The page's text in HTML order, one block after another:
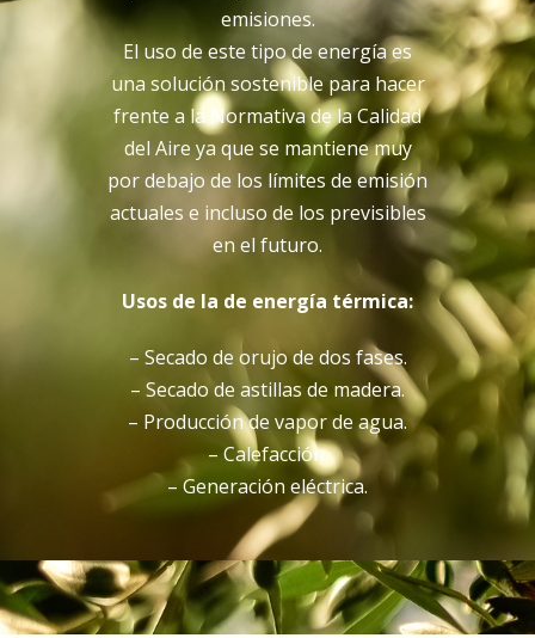
emisiones.
El uso de este tipo de energía es
una solución sostenible para hacer
frente a la Normativa de la Calidad
del Aire ya que se mantiene muy
por debajo de los límites de emisión
actuales e incluso de los previsibles
en el futuro.
Usos de la de energía térmica:
– Secado de orujo de dos fases.
– Secado de astillas de madera.
– Producción de vapor de agua.
– Calefacción.
– Generación eléctrica.